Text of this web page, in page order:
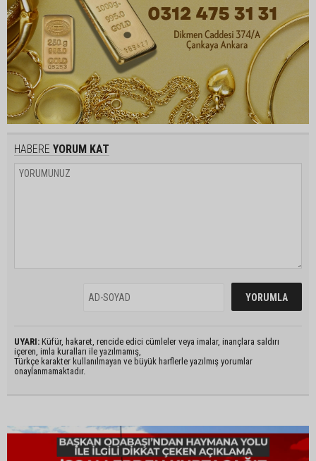
HABERE YORUM KAT
UYARI: Küfür, hakaret, rencide edici cümleler veya imalar, inançlara saldırı
içeren, imla kuralları ile yazılmamış,
Türkçe karakter kullanılmayan ve büyük harflerle yazılmış yorumlar
onaylanmamaktadır.